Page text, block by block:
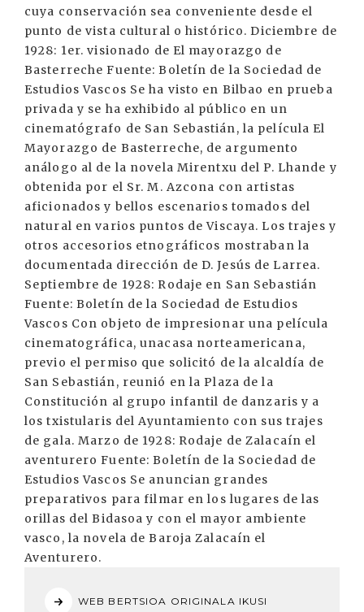
cuya conservación sea conveniente desde el
punto de vista cultural o histórico. Diciembre de
1928: 1er. visionado de El mayorazgo de
Basterreche Fuente: Boletín de la Sociedad de
Estudios Vascos Se ha visto en Bilbao en prueba
privada y se ha exhibido al público en un
cinematógrafo de San Sebastián, la película El
Mayorazgo de Basterreche, de argumento
análogo al de la novela Mirentxu del P. Lhande y
obtenida por el Sr. M. Azcona con artistas
aficionados y bellos escenarios tomados del
natural en varios puntos de Viscaya. Los trajes y
otros accesorios etnográficos mostraban la
documentada dirección de D. Jesús de Larrea.
Septiembre de 1928: Rodaje en San Sebastián
Fuente: Boletín de la Sociedad de Estudios
Vascos Con objeto de impresionar una película
cinematográfica, unacasa norteamericana,
previo el permiso que solicitó de la alcaldía de
San Sebastián, reunió en la Plaza de la
Constitución al grupo infantil de danzaris y a
los txistularis del Ayuntamiento con sus trajes
de gala. Marzo de 1928: Rodaje de Zalacaín el
aventurero Fuente: Boletín de la Sociedad de
Estudios Vascos Se anuncian grandes
preparativos para filmar en los lugares de las
orillas del Bidasoa y con el mayor ambiente
vasco, la novela de Baroja Zalacaín el
Aventurero.
WEB BERTSIOA ORIGINALA IKUSI